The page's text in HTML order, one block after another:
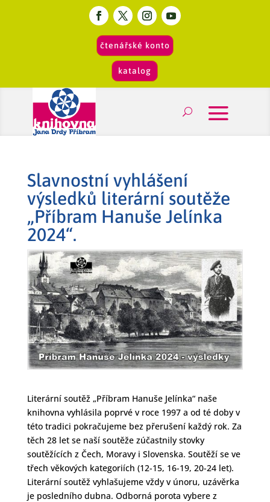
čtenářské konto
katalog
Slavnostní vyhlášení
výsledků literární soutěže
„Příbram Hanuše Jelínka
2024“.
Literární soutěž „Příbram Hanuše Jelínka“ naše
knihovna vyhlásila poprvé v roce 1997 a od té doby v
této tradici pokračujeme bez přerušení každý rok. Za
těch 28 let se naší soutěže zúčastnily stovky
soutěžících z Čech, Moravy i Slovenska. Soutěží se ve
třech věkových kategoriích (12-15, 16-19, 20-24 let).
Literární soutěž vyhlašujeme vždy v únoru, uzávěrka
je posledního dubna. Odborná porota vybere z